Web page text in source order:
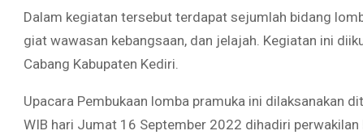
Dalam kegiatan tersebut terdapat sejumlah bidang
giat wawasan kebangsaan, dan jelajah. Kegiatan ini
Cabang Kabupaten Kediri.
Upacara Pembukaan lomba pramuka ini dilaksanakan
WIB hari Jumat 16 September 2022 dihadiri